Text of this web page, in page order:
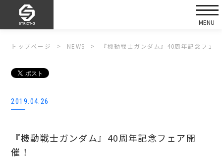
トップページ NEWS 『機動戦士ガンダム』40周年記念フェ
2019.04.26
『機動戦士ガンダム』40周年記念フェア開
催！